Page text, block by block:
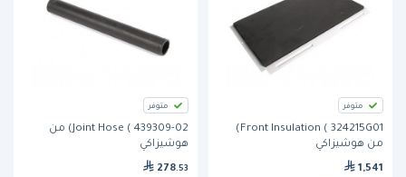
متوفر
Front Insulation ( 324215G01)
من هوشيزاكي
1,541
متوفر
Joint Hose ( 439309-02) من
هوشيزاكي
278.53